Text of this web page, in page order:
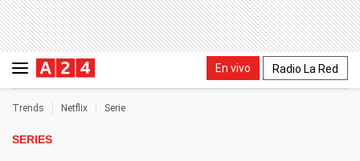
En vivo Radio La Red
Trends Netflix Serie
SERIES